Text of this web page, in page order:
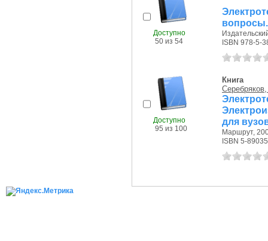
Доступно
50 из 54
ISBN 978-5-
Доступно
95 из 100
Книга
для
Маршрут,
ISBN 5-